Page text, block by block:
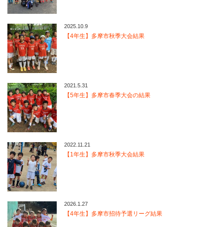
2025.10.9
【4年生】多摩市秋季大会結果
2021.5.31
【5年生】多摩市春季大会の結果
2022.11.21
【1年生】多摩市秋季大会結果
2026.1.27
【4年生】多摩市招待予選リーグ結果